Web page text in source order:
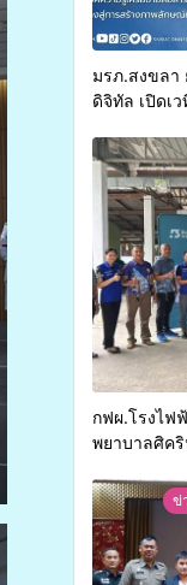
มรภ.สงขลา
ดิจิทัล เปิดเ
การสร้างภ
กฟผ.โรงไฟ
พยาบาลศิค
ข่